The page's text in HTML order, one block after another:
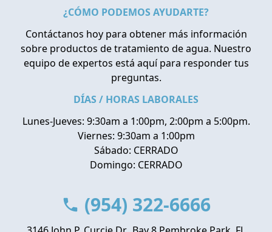
¿CÓMO PODEMOS AYUDARTE?
Contáctanos hoy para obtener más información
sobre productos de tratamiento de agua. Nuestro
equipo de expertos está aquí para responder tus
preguntas.
DÍAS / HORAS LABORALES
Lunes-Jueves: 9:30am a 1:00pm, 2:00pm a 5:00pm.
Viernes: 9:30am a 1:00pm
Sábado: CERRADO
Domingo: CERRADO
(954) 322-6666